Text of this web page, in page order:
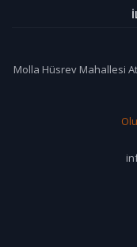
Molla Hüsrev Mahallesi